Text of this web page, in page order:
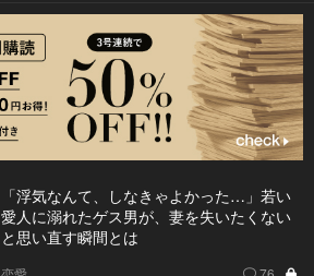
「浮気なんて、しなきゃよかった…」若い
愛人に溺れたゲス男が、妻を失いたくない
と思い直す瞬間とは